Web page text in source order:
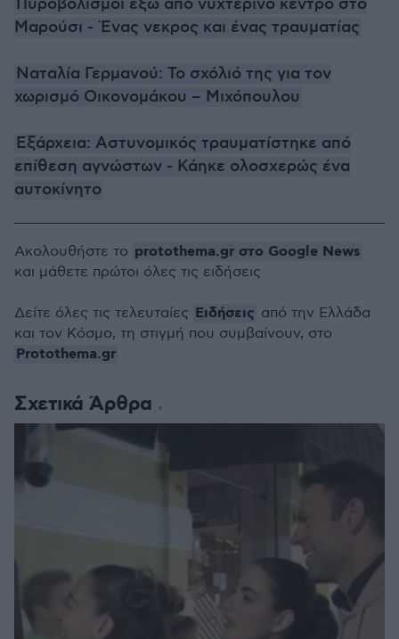
Πυροβολισμοί έξω από νυχτερινό κέντρο στο
Μαρούσι - Ένας νεκρος και ένας τραυματίας
Ναταλία Γερμανού: Το σχόλιό της για τον
χωρισμό Οικονομάκου – Μιχόπουλου
Εξάρχεια: Αστυνομικός τραυματίστηκε από
επίθεση αγνώστων - Κάηκε ολοσχερώς ένα
αυτοκίνητο
Σχετικά Άρθρα
Ακολουθήστε το protothema.gr στο Google News
και μάθετε πρώτοι όλες τις ειδήσεις
Δείτε όλες τις τελευταίες Ειδήσεις από την Ελλάδα
και τον Κόσμο, τη στιγμή που συμβαίνουν, στο
Protothema.gr